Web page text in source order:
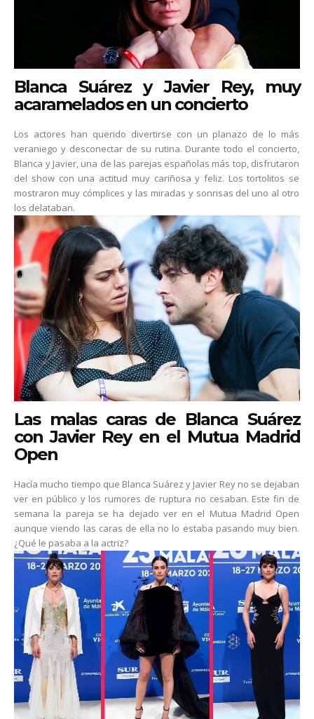
Blanca Suárez y Javier Rey, muy
acaramelados en un concierto
Los actores han querido divertirse con un planazo de lo más
veraniego y desconectar de su rutina. Durante todo el concierto,
Blanca y Javier, una de las parejas españolas más top, disfrutaron
del show con una actitud muy cariñosa y feliz. Los tortolitos se
mostraron muy cómplices y las miradas y sonrisas del uno al otro
los delataban.
Las malas caras de Blanca Suárez
con Javier Rey en el Mutua Madrid
Open
Hacía mucho tiempo que Blanca Suárez y Javier Rey no se dejaban
ver en público y los rumores de ruptura no cesaban. Este fin de
semana la pareja se ha dejado ver en el Mutua Madrid Open
aunque viendo las caras de ella no lo estaba pasando muy bien.
¿Qué le pasaba a la actriz?